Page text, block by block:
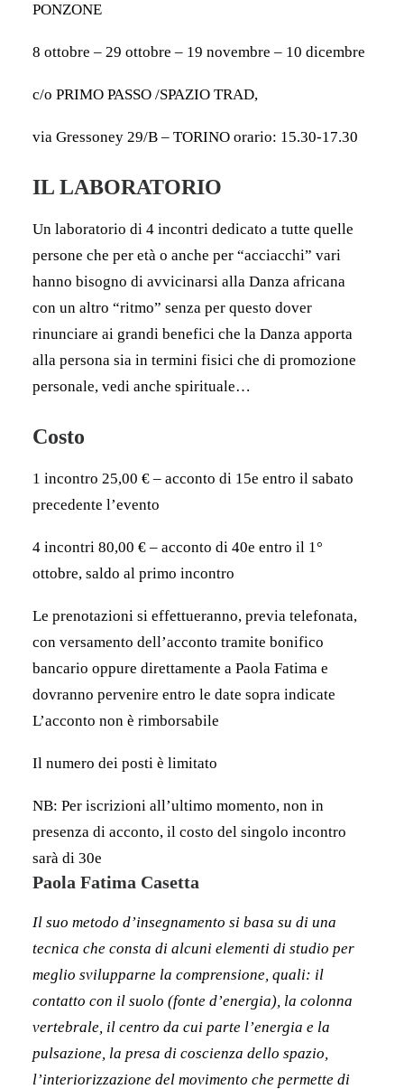
PONZONE
8 ottobre – 29 ottobre – 19 novembre – 10 dicembre
c/o PRIMO PASSO /SPAZIO TRAD,
via Gressoney 29/B – TORINO orario: 15.30-17.30
IL LABORATORIO
Un laboratorio di 4 incontri dedicato a tutte quelle
persone che per età o anche per “acciacchi” vari
hanno bisogno di avvicinarsi alla Danza africana
con un altro “ritmo” senza per questo dover
rinunciare ai grandi benefici che la Danza apporta
alla persona sia in termini fisici che di promozione
personale, vedi anche spirituale…
Costo
1 incontro 25,00 € – acconto di 15e entro il sabato
precedente l’evento
4 incontri 80,00 € – acconto di 40e entro il 1°
ottobre, saldo al primo incontro
Le prenotazioni si effettueranno, previa telefonata,
con versamento dell’acconto tramite bonifico
bancario oppure direttamente a Paola Fatima e
dovranno pervenire entro le date sopra indicate
L’acconto non è rimborsabile
Il numero dei posti è limitato
NB: Per iscrizioni all’ultimo momento, non in
presenza di acconto, il costo del singolo incontro
sarà di 30e
Paola Fatima Casetta
Il suo metodo d’insegnamento si basa su di una
tecnica che consta di alcuni elementi di studio per
meglio svilupparne la comprensione, quali: il
contatto con il suolo (fonte d’energia), la colonna
vertebrale, il centro da cui parte l’energia e la
pulsazione, la presa di coscienza dello spazio,
l’interiorizzazione del movimento che permette di